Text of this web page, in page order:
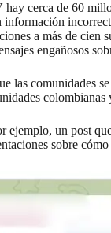
hay cerca de 60
a más de
engañosos
las comunidades
ejemplo, un post
sobre